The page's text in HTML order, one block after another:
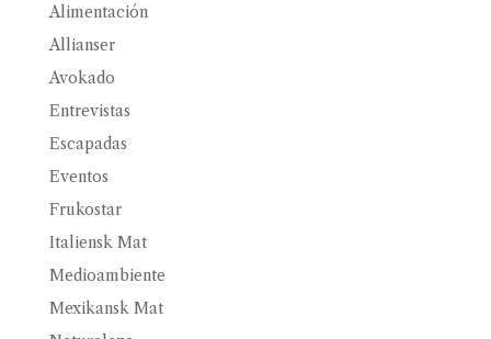
Alimentación
Allianser
Avokado
Entrevistas
Escapadas
Eventos
Frukostar
Italiensk Mat
Medioambiente
Mexikansk Mat